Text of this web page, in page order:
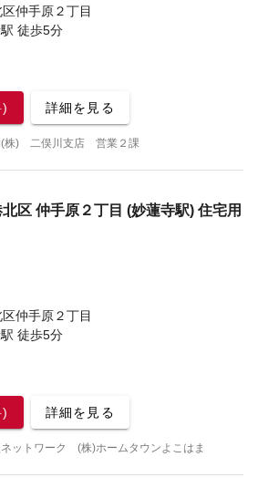
仲手原２丁目
徒歩5分
詳細を見る
(株) 二俣川支店 営業２課
区 仲手原２丁目 (妙蓮寺駅) 住宅用
仲手原２丁目
徒歩5分
詳細を見る
ットワーク (株)ホームタウンよこはま